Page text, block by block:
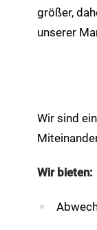
größer,
unserer
Wir sind
Wir bieten: